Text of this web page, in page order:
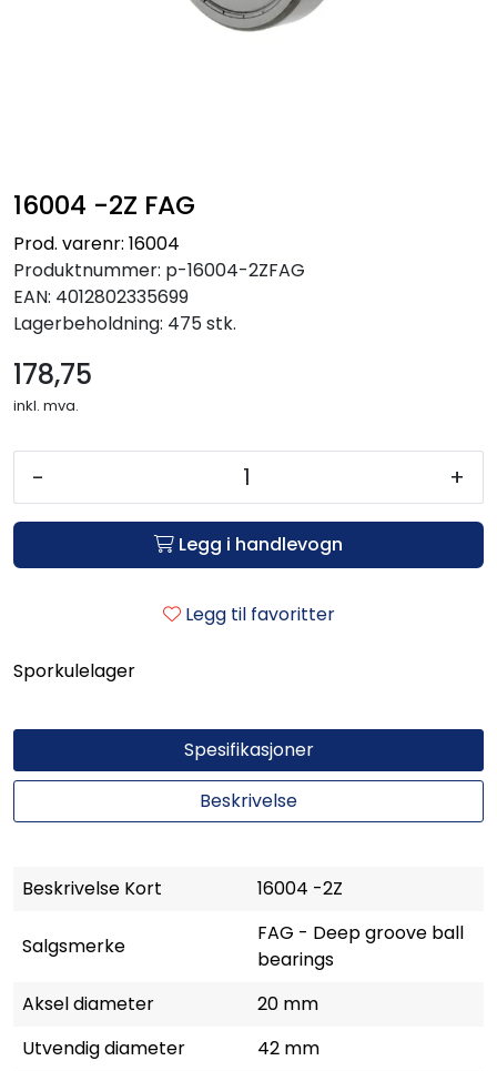
16004 -2Z FAG
Prod. varenr: 16004
Produktnummer: p-16004-2ZFAG
EAN: 4012802335699
Lagerbeholdning: 475 stk.
178,75
inkl. mva.
- +
Legg i handlevogn
Legg til favoritter
Sporkulelager
Spesifikasjoner
Beskrivelse
Beskrivelse Kort 16004 -2Z
Salgsmerke
FAG - Deep groove ball
bearings
Aksel diameter
20 mm
Utvendig diameter
42 mm